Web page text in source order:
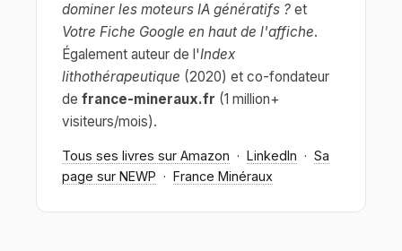
dominer les moteurs IA génératifs ? et
Votre Fiche Google en haut de l'affiche.
Également auteur de l'Index
lithothérapeutique (2020) et co-fondateur
de france-mineraux.fr (1 million+
visiteurs/mois).
Tous ses livres sur Amazon · LinkedIn · Sa
page sur NEWP · France Minéraux